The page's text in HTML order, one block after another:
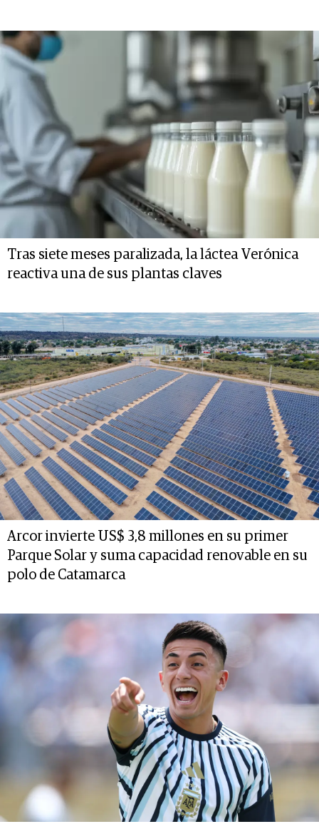
Tras siete meses paralizada, la láctea Verónica
reactiva una de sus plantas claves
Arcor invierte US$ 3,8 millones en su primer
Parque Solar y suma capacidad renovable en su
polo de Catamarca